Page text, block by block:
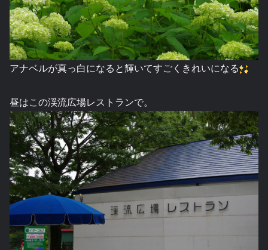
アナベルが真っ白になると輝いてすごくきれいになる
昼はこの渓流広場レストランで。